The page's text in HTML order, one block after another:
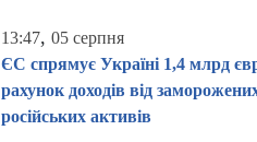
13:47, 05 серпня
ЄС спрямує Україні 1,4 млрд
рахунок доходів від
російських активів